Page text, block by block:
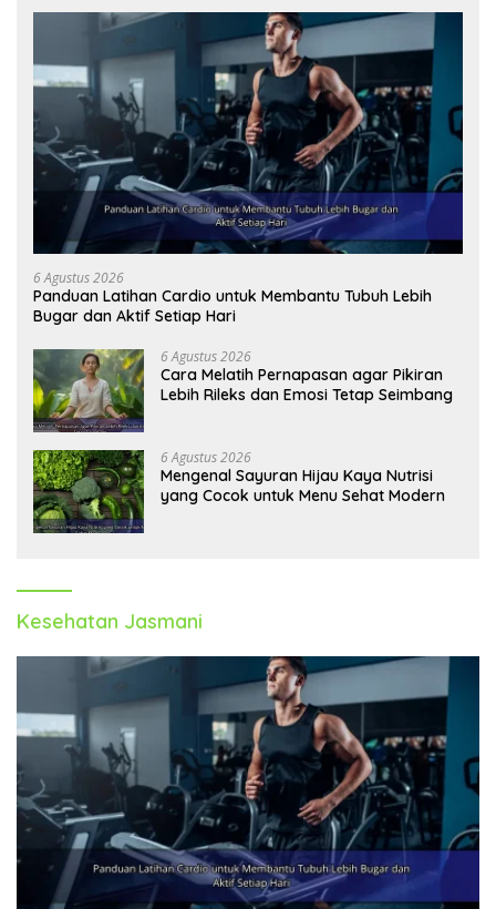
6 Agustus 2026
Panduan Latihan Cardio untuk Membantu Tubuh Lebih
Bugar dan Aktif Setiap Hari
6 Agustus 2026
Cara Melatih Pernapasan agar Pikiran
Lebih Rileks dan Emosi Tetap Seimbang
6 Agustus 2026
Mengenal Sayuran Hijau Kaya Nutrisi
yang Cocok untuk Menu Sehat Modern
Kesehatan Jasmani